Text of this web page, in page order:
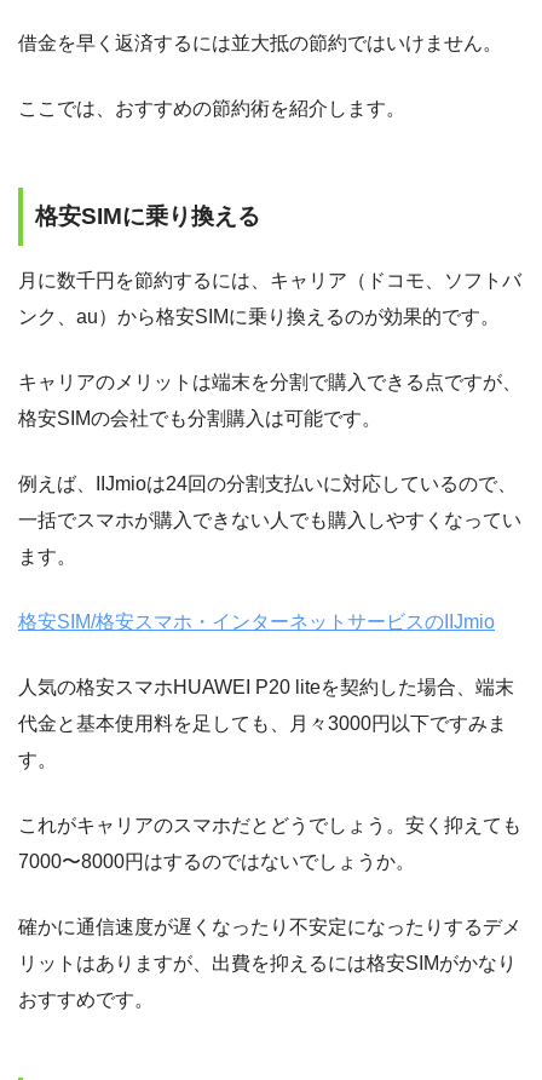
借金を早く返済するには並大抵の節約ではいけません。
ここでは、おすすめの節約術を紹介します。
格安SIMに乗り換える
月に数千円を節約するには、キャリア（ドコモ、ソフトバ
ンク、au）から格安SIMに乗り換えるのが効果的です。
キャリアのメリットは端末を分割で購入できる点ですが、
格安SIMの会社でも分割購入は可能です。
例えば、IIJmioは24回の分割支払いに対応しているので、
一括でスマホが購入できない人でも購入しやすくなってい
ます。
格安SIM/格安スマホ・インターネットサービスのIIJmio
人気の格安スマホHUAWEI P20 liteを契約した場合、端末
代金と基本使用料を足しても、月々3000円以下ですみま
す。
これがキャリアのスマホだとどうでしょう。安く抑えても
7000〜8000円はするのではないでしょうか。
確かに通信速度が遅くなったり不安定になったりするデメ
リットはありますが、出費を抑えるには格安SIMがかなり
おすすめです。